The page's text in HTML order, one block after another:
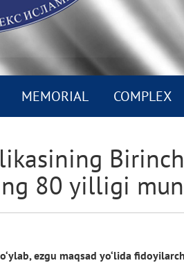
MEMORIAL COMPLEX
80 yilligi
ezgu maqsad yo‘lida